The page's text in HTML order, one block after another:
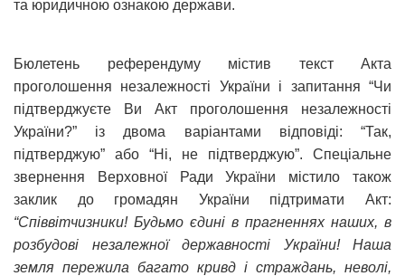
та юридичною ознакою держави.
Бюлетень референдуму містив текст Акта
проголошення незалежності України і запитання “Чи
підтверджуєте Ви Акт проголошення незалежності
України?” із двома варіантами відповіді: “Так,
підтверджую” або “Ні, не підтверджую”. Спеціальне
звернення Верховної Ради України містило також
заклик до громадян України підтримати Акт:
“Співвітчизники! Будьмо єдині в прагненнях наших, в
розбудові незалежної державності України! Наша
земля пережила багато кривд і страждань, неволі,